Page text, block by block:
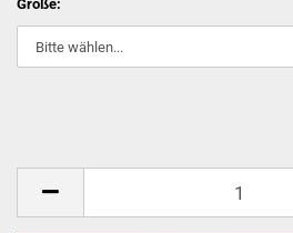
Größe: